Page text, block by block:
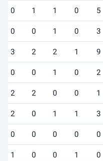
5
0
1
1
0
3
0
1
0
0
9
1
2
2
3
2
0
1
0
0
1
0
0
2
2
3
1
1
0
2
0
0
0
0
0
0
1
0
0
1